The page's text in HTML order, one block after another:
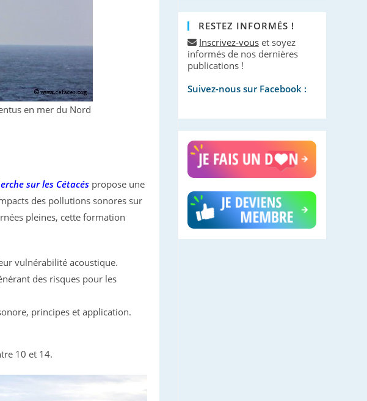
en mer du Nord
sur les Cétacés propose une
des pollutions sonores sur
pleines, cette formation
vulnérabilité acoustique.
des risques pour les
principes et application.
10 et 14.
RESTEZ INFORMÉS !
Inscrivez-vouset soyez
informés de nos dernières
publications !
Suivez-nous sur Facebook :